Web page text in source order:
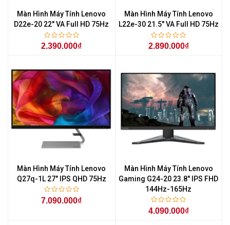
Màn Hình Máy Tính Lenovo
D22e-20 22" VA Full HD 75Hz
2.390.000₫
Màn Hình Máy Tính Lenovo
L22e-30 21.5" VA Full HD 75Hz
2.890.000₫
Màn Hình Máy Tính Lenovo
Q27q-1L 27" IPS QHD 75Hz
7.090.000₫
Màn Hình Máy Tính Lenovo
Gaming G24-20 23.8" IPS FHD
144Hz-165Hz
4.090.000₫